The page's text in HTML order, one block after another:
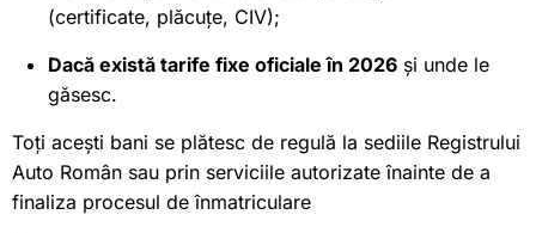
(certificate, plăcuțe, CIV);
Dacă există tarife fixe oficiale în 2026 și unde le
găsesc.
Toți acești bani se plătesc de regulă la sediile Registrului
Auto Român sau prin serviciile autorizate înainte de a
finaliza procesul de înmatriculare